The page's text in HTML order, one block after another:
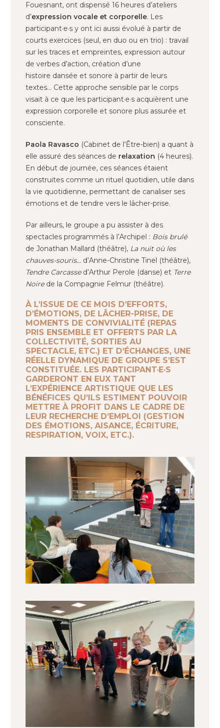
Fouesnant, ont dispensé 16 heures d’ateliers
d’expression vocale et corporelle. Les
participant·e·s y ont ici aussi évolué à partir de
courts exercices (seul, en duo ou en trio) : travail
sur les traces et empreintes, expression autour
de verbes d’action, création d’une
histoire dansée et sonore à partir de leurs
textes… Cette approche sensible par le corps
visait à ce que les participant·e·s acquièrent une
expression corporelle et sonore plus assurée et
consciente.
Paola Ravasco (Cabinet de l’Être-bien) a quant à
elle assuré des séances de relaxation (4 heures).
En début de journée, ces séances étaient
construites comme un rituel quotidien, utile dans
la vie quotidienne, permettant de canaliser ses
émotions et de tendre vers le lâcher-prise.
Par ailleurs, le groupe a pu assister à des
spectacles programmés à l’Archipel : Bois brulé
de Jonathan Mallard (théâtre), La nuit où les
chauves-souris… d’Anne-Christine Tinel (théâtre),
Tendre Carcassed’Arthur Perole (danse) et Terre
Noirede la Compagnie Felmur (théâtre).
À L’ISSUE DE CE MOIS D’EFFORTS,
D’ÉMOTIONS, DE LÂCHER-PRISE, DE
MOMENTS DE CONVIVIALITÉ (REPAS
PRIS ENSEMBLE ET OFFERTS PAR LA
COLLECTIVITÉ, SORTIES AU
SPECTACLE, ETC.) ET D’ÉCHANGES, UNE
RÉELLE DYNAMIQUE DE GROUPE S’EST
CONSTITUÉE. LES PARTICIPANT·E·S
GARDERONT EN EUX TANT
L’EXPÉRIENCE ARTISTIQUE QUE LES
BÉNÉFICES QU’ILS ESTIMENT POUVOIR
METTRE À PROFIT DANS LE CADRE DE
LEUR RECHERCHE D’EMPLOI (GESTION
DES ÉMOTIONS, AISANCE, ÉCRITURE,
RESPIRATION, VOIX, ETC.).